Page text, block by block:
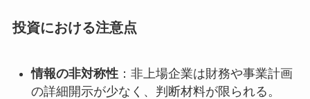
投資における注意点
情報の非対称性：非上場企業は財務や事業計画
の詳細開示が少なく、判断材料が限られる。